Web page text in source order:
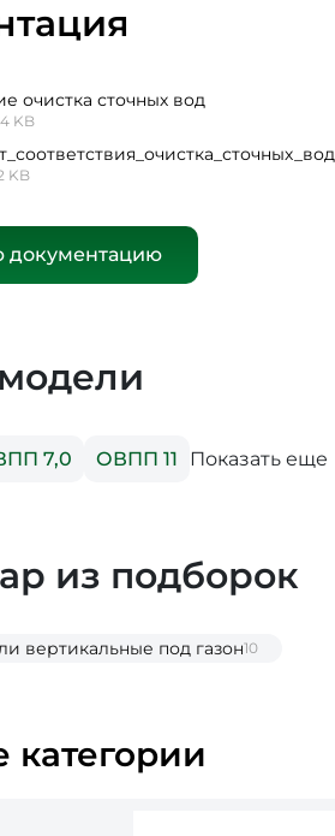
очистка сточных вод
KB
KB
документацию
7,0 ОВПП 11 Показать еще
из подборок
вертикальные под газон10